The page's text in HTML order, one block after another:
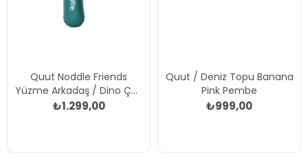
Quut Noddle Friends
Yüzme Arkadaş / Dino Çok
Renkli
₺1.299,00
Quut / Deniz Topu Banana
Pink Pembe
₺999,00